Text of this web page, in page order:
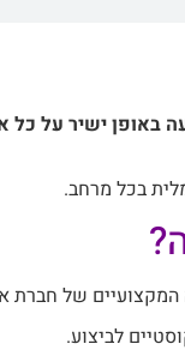
באופן ישיר על
בכל מרחב.
המקצועיים של חברת
לביצוע.